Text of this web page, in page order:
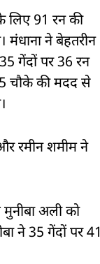
लिए 91 रन की
मंधाना ने बेहतरीन
गेंदों पर 36 रन
चौके की मदद से
रमीन शमीम ने
अली को
ने 35 गेंदों पर 41